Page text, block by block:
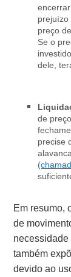
preço
Se o
dele,
de
precise
Em resumo,
de
também
devido ao